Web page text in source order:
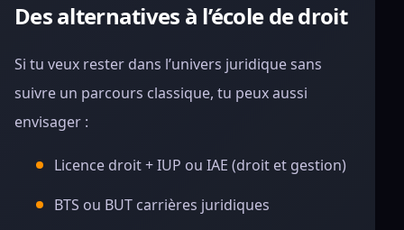
Des alternatives à l’école de droit
Si tu veux rester dans l’univers juridique sans
suivre un parcours classique, tu peux aussi
envisager :
Licence droit + IUP ou IAE (droit et gestion)
BTS ou BUT carrières juridiques